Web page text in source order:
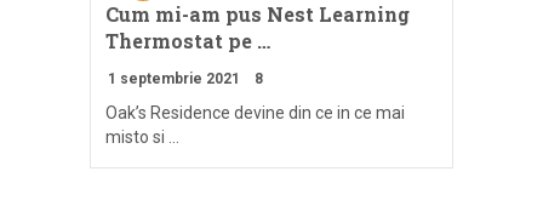
Cum mi-am pus Nest Learning
Thermostat pe …
1 septembrie 2021 8
Oak’s Residence devine din ce in ce mai
misto si …